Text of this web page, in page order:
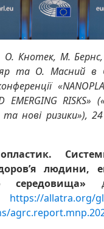
О. Кнотек, М.
та О. Масний в
EMERGING RISKS»
та нові ризики»),
людини,
середовища»
allatra.org/